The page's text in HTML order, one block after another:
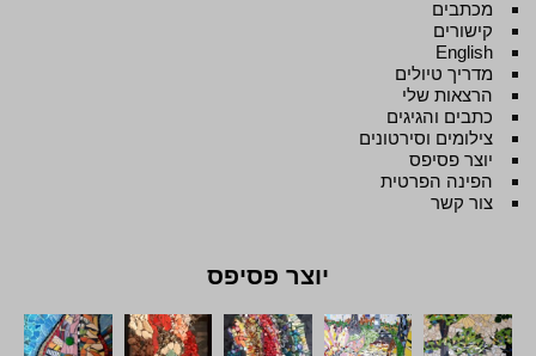
מכתבים
קישורים
English
מדריך טיולים
הרצאות שלי
כתבים והגיגים
צילומים וסירטונים
יוצר פסיפס
הפינה הפרטית
צור קשר
יוצר פסיפס